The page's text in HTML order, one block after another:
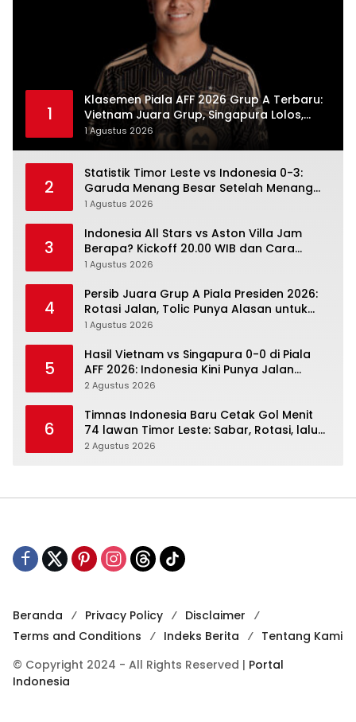
1
Klasemen Piala AFF 2026 Grup A Terbaru:
Vietnam Juara Grup, Singapura Lolos,
Indonesia Gugur
1 Agustus 2026
2
Statistik Timor Leste vs Indonesia 0-3:
Garuda Menang Besar Setelah Menang
Angka Lebih Dulu
1 Agustus 2026
3
Indonesia All Stars vs Aston Villa Jam
Berapa? Kickoff 20.00 WIB dan Cara
Nonton Resminya
1 Agustus 2026
4
Persib Juara Grup A Piala Presiden 2026:
Rotasi Jalan, Tolic Punya Alasan untuk
Percaya
1 Agustus 2026
5
Hasil Vietnam vs Singapura 0-0 di Piala
AFF 2026: Indonesia Kini Punya Jalan
Terbuka
2 Agustus 2026
6
Timnas Indonesia Baru Cetak Gol Menit
74 lawan Timor Leste: Sabar, Rotasi, lalu
Pecah
2 Agustus 2026
Beranda Privacy Policy
Disclaimer
Terms and Conditions
Indeks Berita
Tentang Kami
© Copyright 2024 - All Rights Reserved | Portal
Indonesia